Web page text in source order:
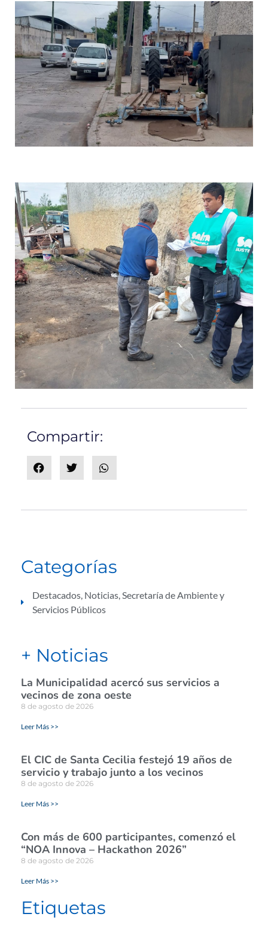
Compartir:
Categorías
Destacados Noticias Secretaría de Ambiente y
Servicios Públicos
+ Noticias
La Municipalidad acercó sus servicios a
vecinos de zona oeste
8 de agosto de 2026
Leer Más >>
El CIC de Santa Cecilia festejó 19 años de
servicio y trabajo junto a los vecinos
8 de agosto de 2026
Leer Más >>
Con más de 600 participantes, comenzó el
“NOA Innova – Hackathon 2026”
8 de agosto de 2026
Leer Más >>
Etiquetas